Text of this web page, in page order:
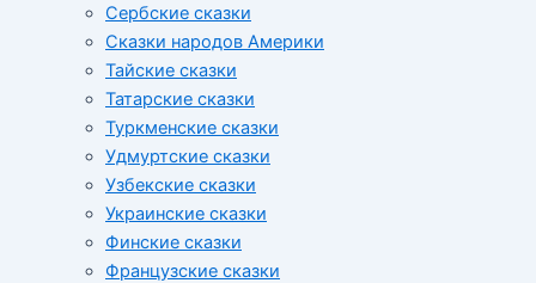
Сербские сказки
Сказки народов Америки
Тайские сказки
Татарские сказки
Туркменские сказки
Удмуртские сказки
Узбекские сказки
Украинские сказки
Финские сказки
Французские сказки